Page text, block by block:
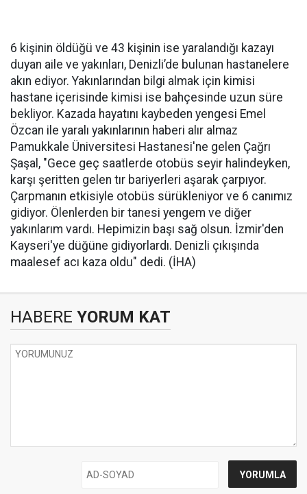
6 kişinin öldüğü ve 43 kişinin ise yaralandığı kazayı
duyan aile ve yakınları, Denizli’de bulunan hastanelere
akın ediyor. Yakınlarından bilgi almak için kimisi
hastane içerisinde kimisi ise bahçesinde uzun süre
bekliyor. Kazada hayatını kaybeden yengesi Emel
Özcan ile yaralı yakınlarının haberi alır almaz
Pamukkale Üniversitesi Hastanesi'ne gelen Çağrı
Şaşal, "Gece geç saatlerde otobüs seyir halindeyken,
karşı şeritten gelen tır bariyerleri aşarak çarpıyor.
Çarpmanın etkisiyle otobüs sürükleniyor ve 6 canımız
gidiyor. Ölenlerden bir tanesi yengem ve diğer
yakınlarım vardı. Hepimizin başı sağ olsun. İzmir'den
Kayseri'ye düğüne gidiyorlardı. Denizli çıkışında
maalesef acı kaza oldu" dedi. (İHA)
HABERE YORUM KAT